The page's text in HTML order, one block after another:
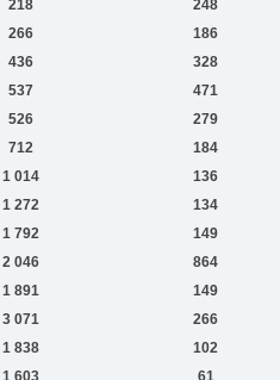
218
248
266
186
436
328
537
471
526
279
712
184
1 014
136
1 272
134
1 792
149
2 046
864
1 891
149
3 071
266
1 838
102